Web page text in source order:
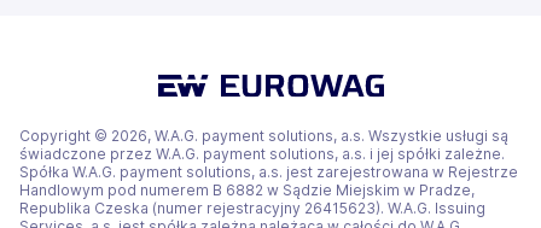
Copyright © 2026, W.A.G. payment solutions, a.s. Wszystkie usługi są
świadczone przez W.A.G. payment solutions, a.s. i jej spółki zależne.
Spółka W.A.G. payment solutions, a.s. jest zarejestrowana w Rejestrze
Handlowym pod numerem B 6882 w Sądzie Miejskim w Pradze,
Republika Czeska (numer rejestracyjny 26415623). W.A.G. Issuing